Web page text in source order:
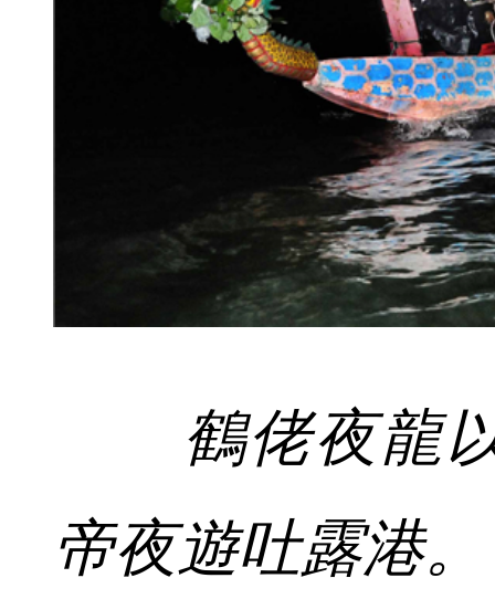
鶴佬夜龍以
帝夜遊吐露港。